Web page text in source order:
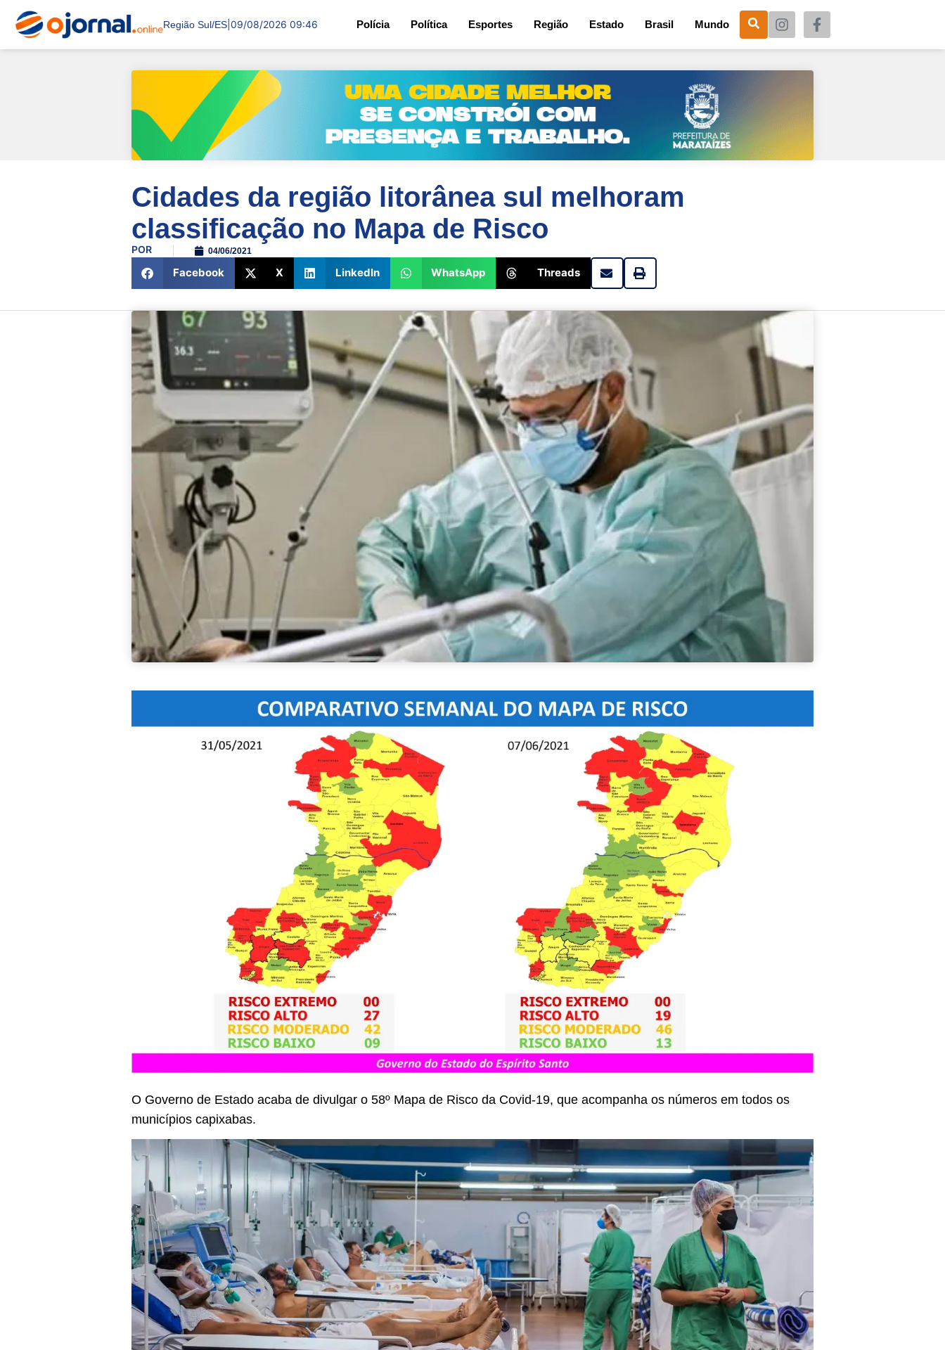
Região Sul/ES 09/08/2026 09:46 Polícia Política Esportes Região Estado Brasil Mundo
Cidades da região litorânea sul melhoram
classificação no Mapa de Risco
POR 04/06/2021
Facebook X LinkedIn WhatsApp Threads
O Governo de Estado acaba de divulgar o 58º Mapa de Risco da Covid-19, que acompanha os números em todos os
municípios capixabas.